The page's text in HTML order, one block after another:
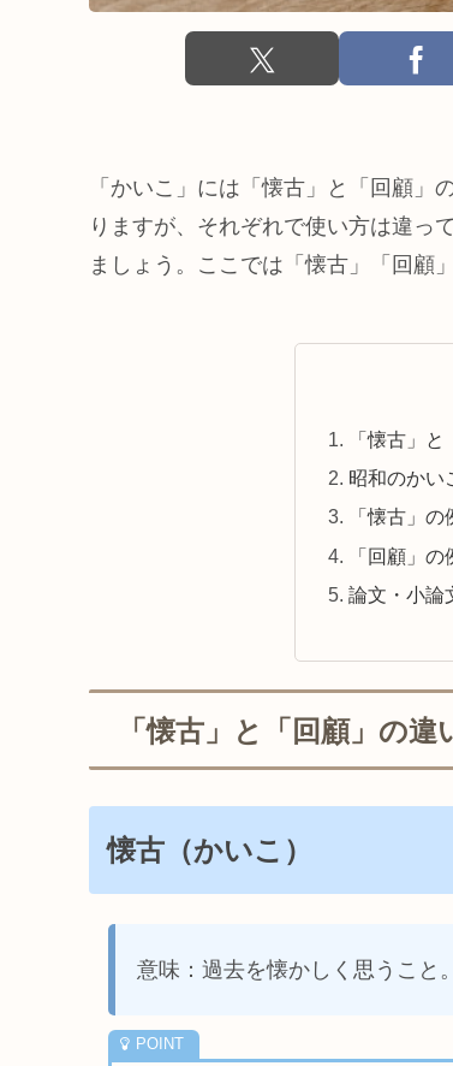
「かいこ」には「懐古」と「回顧
りますが、それぞれで使い方は違っ
ましょう。ここでは「懐古」「回顧
「懐古」
昭和のかい
「懐古」の
「回顧」の
論文・小論
「懐古」と「回顧」の違
懐古（かいこ）
意味：過去を懐かしく思うこと。